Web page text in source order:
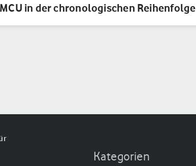
in der chronologischen Reihenfolge
Kategorien